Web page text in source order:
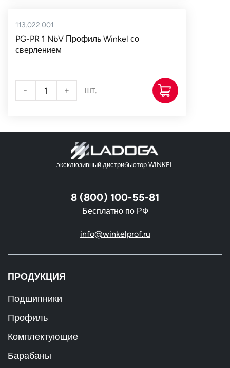
113.022.001
PG-PR 1 NbV Профиль Winkel со
сверлением
- + шт.
эксклюзивный дистрибьютор WINKEL
8 (800) 100-55-81
Бесплатно по РФ
info@winkelprof.ru
ПРОДУКЦИЯ
Подшипники
Профиль
Комплектующие
Барабаны